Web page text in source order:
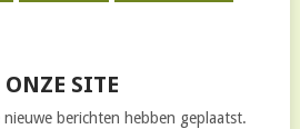
SITE
berichten hebben geplaatst.